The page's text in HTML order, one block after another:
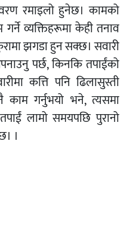
रमाइलो हुनेछ। कामको
व्यक्तिहरूमा केही तनाव
झगडा हुन सक्छ। सवारी
पर्छ, किनकि तपाईंको
कत्ति पनि ढिलासुस्ती
गर्नुभयो भने, त्यसमा
लामो समयपछि पुरानो
।